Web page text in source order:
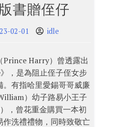
書贈侄仔
02-01 idle
Prince Harry）曾透露出
，是為阻止侄子侄女步
。有指哈里愛錫哥哥威廉
）幼子路易小王子
，曾花重金購買一本初
作洗禮禮物，同時致敬亡